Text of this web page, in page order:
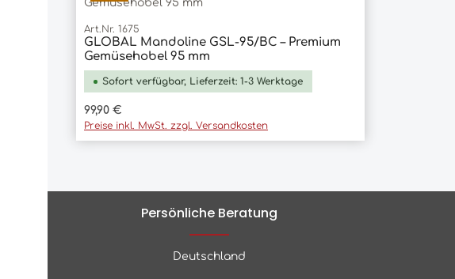
In den Warenkorb
Art.Nr. 1675
GLOBAL Mandoline GSL-95/BC – Premium
Gemüsehobel 95 mm
Sofort verfügbar, Lieferzeit: 1-3 Werktage
Regulärer Preis:
99,90 €
Preise inkl. MwSt. zzgl. Versandkosten
Persönliche Beratung
Deutschland